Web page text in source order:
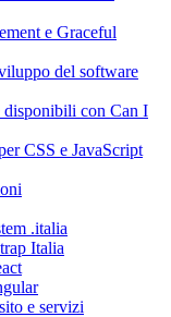
e Graceful
del software
disponibili con Can I
CSS e JavaScript
.italia
Italia
e servizi